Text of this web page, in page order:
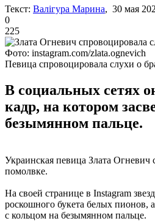
Текст: Валігура Марина, 30 мая
0
225
Фото: instagram.com/zlata.ognevich
Певица спровоцировала слухи о
В социальных сетях
кадр, на котором
безымянном пальце.
Украинская певица Злата Огневич
помолвке.
На своей странице в Instagram
роскошного букета белых пионов,
с кольцом на безымянном пальце.